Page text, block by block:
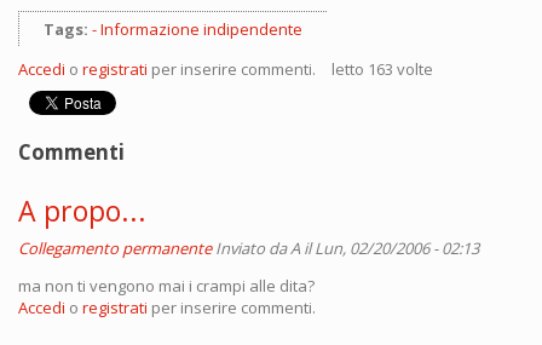
Tags:
Informazione indipendente
Accedi o registrati per inserire commenti. letto 163 volte
Commenti
A propo...
Collegamento permanente Inviato daA il Lun, 02/20/2006 - 02:13
ma non ti vengono mai i crampi alle dita?
Accedi o registrati per inserire commenti.